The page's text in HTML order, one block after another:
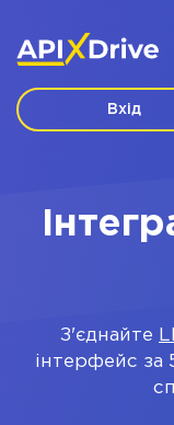
Вхід
З'єднайте
інтерфейс за